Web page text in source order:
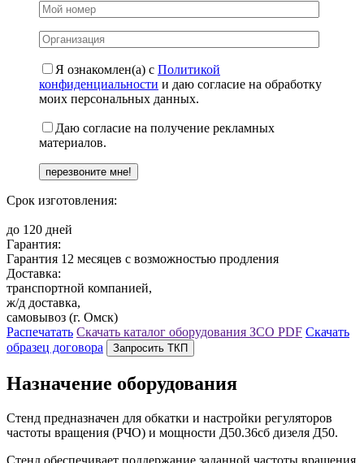
Я ознакомлен(а) с Политикой
конфиденциальности и даю согласие на обработку
моих персональных данных.
Даю согласие на получение рекламных
материалов.
Срок изготовления:
до 120 дней
Гарантия:
Гарантия 12 месяцев с возможностью продления
Доставка:
транспортной компанией,
ж/д доставка,
самовывоз (г. Омск)
Распечатать Скачать каталог оборудования ЗСО PDF Скачать
образец договора
Запросить ТКП
Назначение оборудования
Стенд предназначен для обкатки и настройки регуляторов
частоты вращения (РЧО) и мощности Д50.36сб дизеля Д50.
Стенд обеспечивает поддержание заданной частоты вращения